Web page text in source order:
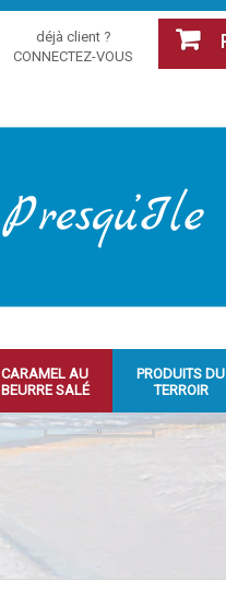
déjà client ?
CONNECTEZ-VOUS
CARAMEL AU
BEURRE SALÉ
PRODUITS DU
TERROIR